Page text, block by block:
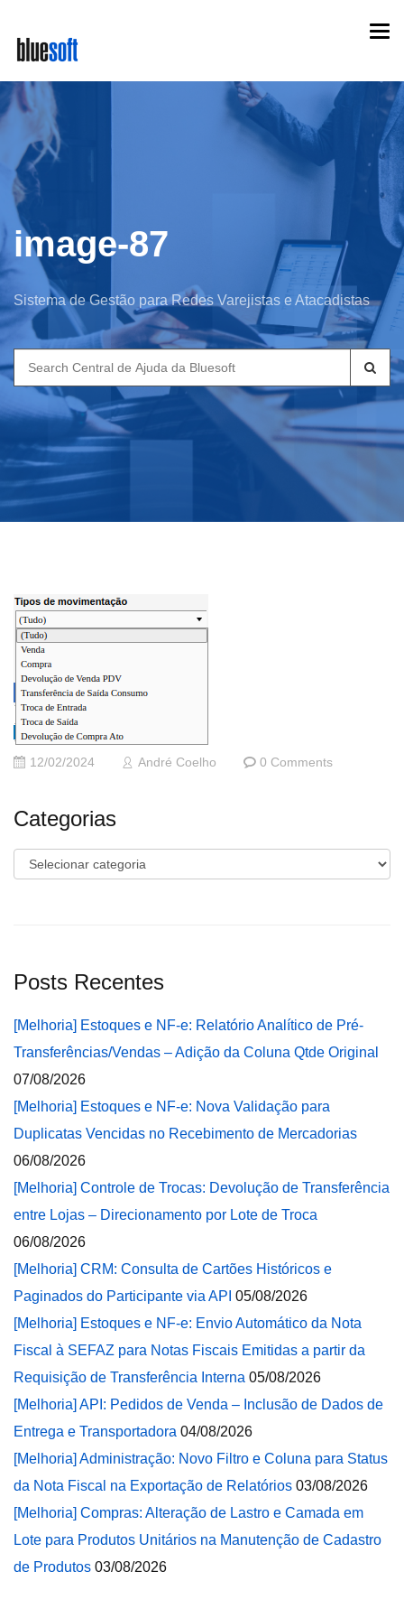
main
content
image-87
Sistema de Gestão para Redes Varejistas e Atacadistas
Search
for:
12/02/2024 André Coelho 0 Comments
Categorias
Categorias
Posts Recentes
[Melhoria] Estoques e NF-e: Relatório Analítico de Pré-
Transferências/Vendas – Adição da Coluna Qtde Original
07/08/2026
[Melhoria] Estoques e NF-e: Nova Validação para
Duplicatas Vencidas no Recebimento de Mercadorias
06/08/2026
[Melhoria] Controle de Trocas: Devolução de Transferência
entre Lojas – Direcionamento por Lote de Troca
06/08/2026
[Melhoria] CRM: Consulta de Cartões Históricos e
Paginados do Participante via API 05/08/2026
[Melhoria] Estoques e NF-e: Envio Automático da Nota
Fiscal à SEFAZ para Notas Fiscais Emitidas a partir da
Requisição de Transferência Interna 05/08/2026
[Melhoria] API: Pedidos de Venda – Inclusão de Dados de
Entrega e Transportadora 04/08/2026
[Melhoria] Administração: Novo Filtro e Coluna para Status
da Nota Fiscal na Exportação de Relatórios 03/08/2026
[Melhoria] Compras: Alteração de Lastro e Camada em
Lote para Produtos Unitários na Manutenção de Cadastro
de Produtos 03/08/2026